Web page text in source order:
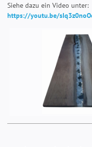
Siehe dazu ein Video unter:
https://youtu.be/